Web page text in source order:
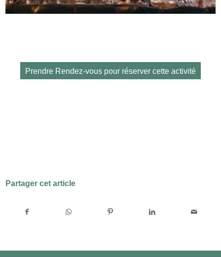
Prendre Rendez-vous pour réserver cette activité
Partager cet article